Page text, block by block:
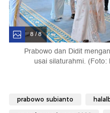
8 / 8
Prabowo dan Didit
usai silaturahmi.
prabowo subianto